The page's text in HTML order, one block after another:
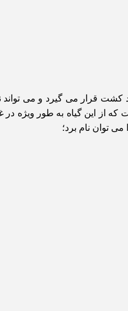
کشت قرار می‌ گیرد و می
این گیاه به طور ویژه در
توان نام برد؛